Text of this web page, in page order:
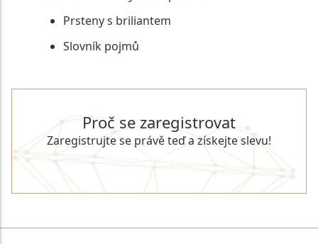
Prsteny s briliantem
Slovník pojmů
Proč se zaregistrovat
Zaregistrujte se právě teď a získejte slevu!
REGISTROVAT SE